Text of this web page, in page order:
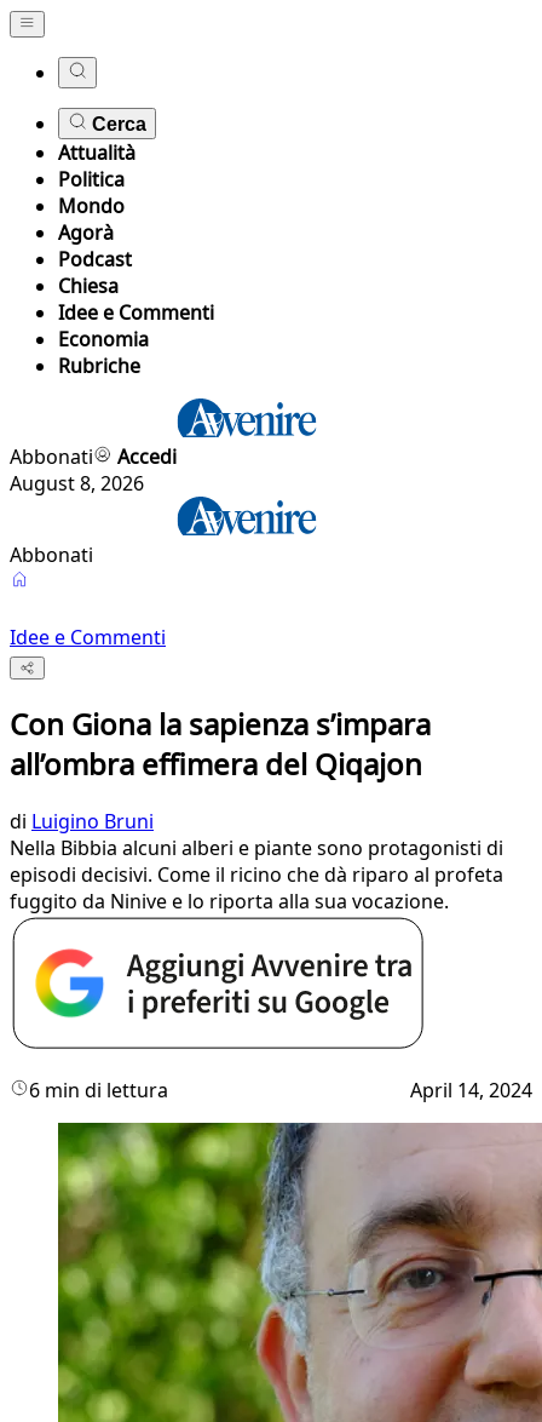
Cerca
Attualità
Politica
Mondo
Agorà
Podcast
Chiesa
Idee e Commenti
Economia
Rubriche
Abbonati
Accedi
August 8, 2026
Abbonati
Idee e Commenti
Con Giona la sapienza s’impara
all’ombra effimera del Qiqajon
di Luigino Bruni
Nella Bibbia alcuni alberi e piante sono protagonisti di
episodi decisivi. Come il ricino che dà riparo al profeta
fuggito da Ninive e lo riporta alla sua vocazione.
6 min di lettura April 14, 2024